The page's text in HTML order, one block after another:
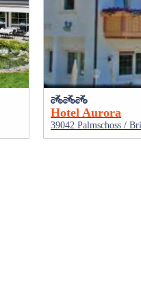
Hotel Aurora
39042 Palmschoss /